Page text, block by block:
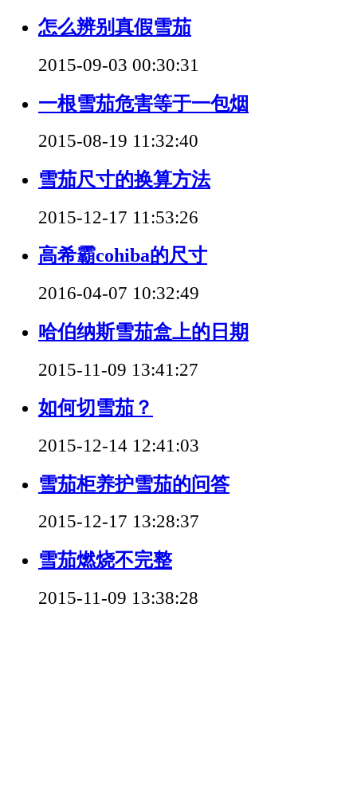
怎么辨别真假雪茄
2015-09-03 00:30:31
一根雪茄危害等于一包烟
2015-08-19 11:32:40
雪茄尺寸的换算方法
2015-12-17 11:53:26
高希霸cohiba的尺寸
2016-04-07 10:32:49
哈伯纳斯雪茄盒上的日期
2015-11-09 13:41:27
如何切雪茄？
2015-12-14 12:41:03
雪茄柜养护雪茄的问答
2015-12-17 13:28:37
雪茄燃烧不完整
2015-11-09 13:38:28